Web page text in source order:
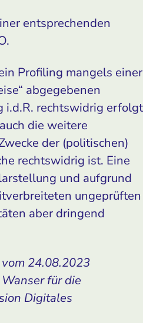
entsprechenden
Profiling mangels einer
abgegebenen
i.d.R. rechtswidrig erfolgt
die weitere
der (politischen)
rechtswidrig ist. Eine
und aufgrund
ungeprüften
aber dringend
24.08.2023
für die
Digitales